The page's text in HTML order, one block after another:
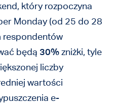
który rozpoczyna
Monday (od 25 do 28
respondentów
będą 30%zniżki, tyle
liczby
wartości
e-